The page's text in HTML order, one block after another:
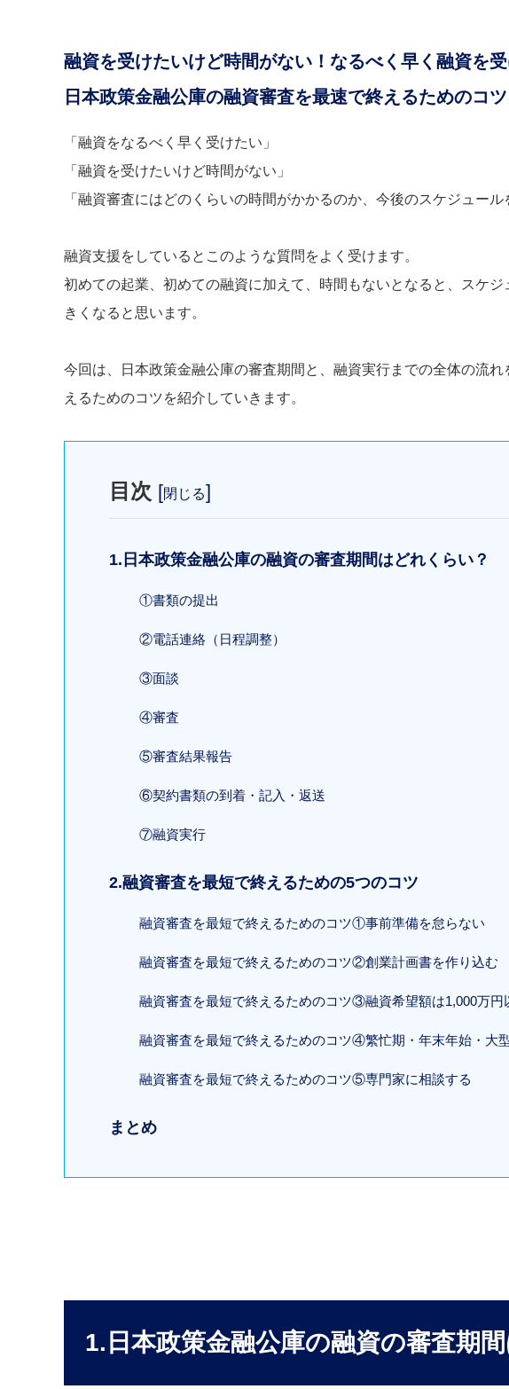
融資を受けたいけど時間がない！なるべく早く融資を
日本政策金融公庫の融資審査を最速で終えるためのコツ
「融資をなるべく早く受けたい」
「融資を受けたいけど時間がない」
「融資審査にはどのくらいの時間がかかるのか、今後のスケジュール
融資支援をしているとこのような質問をよく受けます。
初めての起業、初めての融資に加えて、時間もないとなると、スケ
きくなると思います。
今回は、日本政策金融公庫の審査期間と、融資実行までの全体の流
えるためのコツを紹介していきます。
目次 [閉じる]
1.日本政策金融公庫の融資の審査期間はどれくらい？
①書類の提出
②電話連絡（日程調整）
③面談
④審査
⑤審査結果報告
⑥契約書類の到着・記入・返送
⑦融資実行
2.融資審査を最短で終えるための5つのコツ
融資審査を最短で終えるためのコツ①事前準備を怠らない
融資審査を最短で終えるためのコツ②創業計画書を作り込む
融資審査を最短で終えるためのコツ③融資希望額は1,000万円
融資審査を最短で終えるためのコツ④繁忙期・年末年始・大
融資審査を最短で終えるためのコツ⑤専門家に相談する
まとめ
1.日本政策金融公庫の融資の審査期